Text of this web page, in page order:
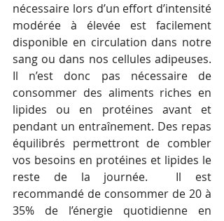
nécessaire lors d’un effort d’intensité
modérée à élevée est facilement
disponible en circulation dans notre
sang ou dans nos cellules adipeuses.
Il n’est donc pas nécessaire de
consommer des aliments riches en
lipides ou en protéines avant et
pendant un entraînement. Des repas
équilibrés permettront de combler
vos besoins en protéines et lipides le
reste de la journée.  Il est
recommandé de consommer de 20 à
35% de l’énergie quotidienne en